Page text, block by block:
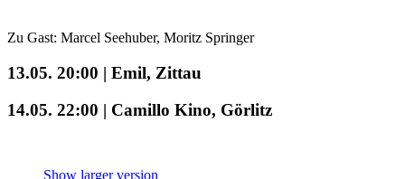
Zu Gast: Marcel Seehuber, Moritz Springer
13.05. 20:00 | Emil, Zittau
14.05. 22:00 | Camillo Kino, Görlitz
Show larger version